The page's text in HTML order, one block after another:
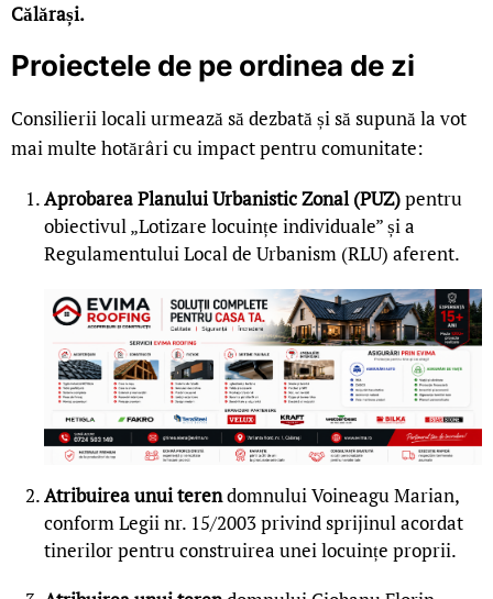
Călărași.
Proiectele de pe ordinea de zi
Consilierii locali urmează să dezbată și să supună la vot
mai multe hotărâri cu impact pentru comunitate:
Aprobarea Planului Urbanistic Zonal (PUZ)pentru
obiectivul „Lotizare locuințe individuale” și a
Regulamentului Local de Urbanism (RLU) aferent.
Atribuirea unui terendomnului Voineagu Marian,
conform Legii nr. 15/2003 privind sprijinul acordat
tinerilor pentru construirea unei locuințe proprii.